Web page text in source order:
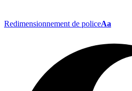
Redimensionnement de policeAa